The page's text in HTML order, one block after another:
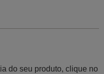
do seu produto, clique no